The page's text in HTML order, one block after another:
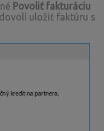
Povoliť fakturáciu
uložiť faktúru s